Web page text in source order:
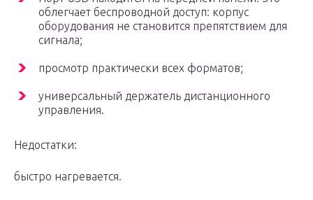
облегчает беспроводной доступ: корпус
оборудования не становится препятствием для
сигнала;
просмотр практически всех форматов;
универсальный держатель дистанционного
управления.
Недостатки:
быстро нагревается.